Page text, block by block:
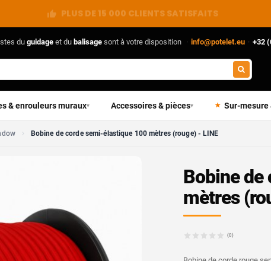
VENTE DIRECTE DU FABRICANT
du guidageet du balisagesont à votre disposition · info@potelet.eu · +32
& enrouleurs muraux▾ Accessoires & pièces▾ Sur-mesure
Bobine de corde semi-élastique 100 mètres (rouge) - LINE
Bobine
mètres
(0)